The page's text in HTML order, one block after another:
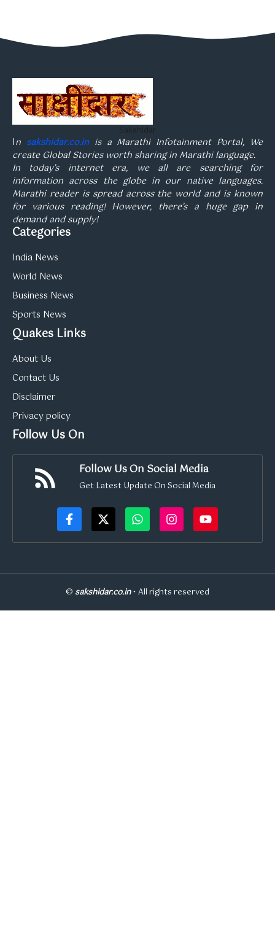
Sakshidar
In sakshidar.co.inis a Marathi Infotainment Portal, We
create Global Stories worth sharing in Marathi language.
In today’s internet era, we all are searching for
information across the globe in our native languages.
Marathi reader is spread across the world and is known
for various reading! However, there’s a huge gap in
demand and supply!
Categories
India News
World News
Business News
Sports News
Quakes Links
About Us
Contact Us
Disclaimer
Privacy policy
Follow Us On
Follow Us On Social Media
Get Latest Update On Social Media
© sakshidar.co.in• All rights reserved